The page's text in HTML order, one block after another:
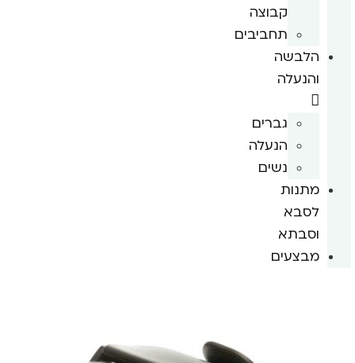
קבוצה
תחביבים
הלבשה
והנעלה
גברים
הנעלה
נשים
מתנות
לסבא
וסבתא
מבצעים